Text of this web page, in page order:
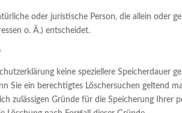
oder juristische Person, die allein oder
o. Ä.) entscheidet.
keine speziellere Speicherdauer
Sie ein berechtigtes Löschersuchen geltend
zulässigen Gründe für die Speicherung Ihrer